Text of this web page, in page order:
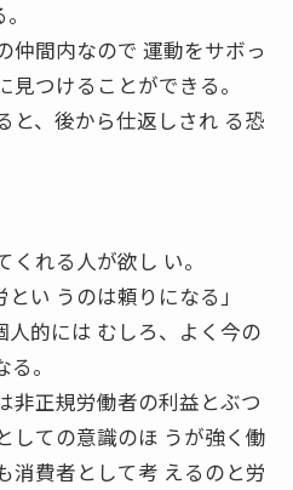
仲間内なので 運動をサボっ
つけることができる。
と、後から仕返しされ る恐
れる人が欲し い。
とい うのは頼りになる」
人的には むしろ、よく今の
。
非正規労働者の利益とぶつ
しての意識のほ うが強く働
費者として考 えるのと労